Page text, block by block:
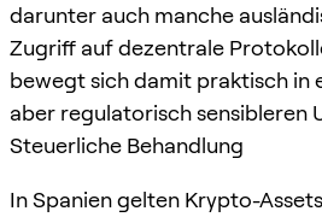
darunter auch manche
Zugriff auf dezentrale
bewegt sich damit praktisch in
aber regulatorisch sensibleren
Steuerliche Behandlung
In Spanien gelten Krypto-